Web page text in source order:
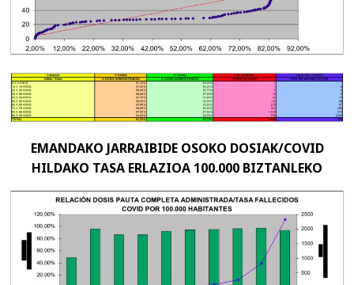
EMANDAKO JARRAIBIDE OSOKO DOSIAK/COVID
HILDAKO TASA ERLAZIOA 100.000 BIZTANLEKO